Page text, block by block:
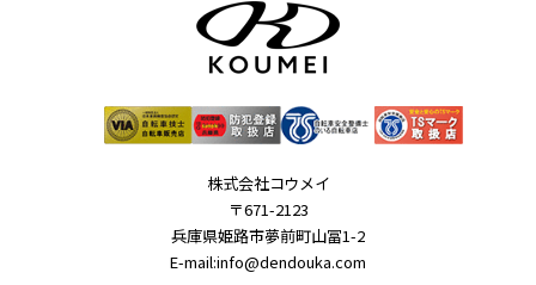
株式会社コウメイ
〒671-2123
兵庫県姫路市夢前町山冨1-2
E-mail:info@dendouka.com